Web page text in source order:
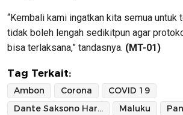
“Kembali kami ingatkan kita semua untuk
tidak boleh lengah sedikitpun agar
bisa terlaksana,” tandasnya. (MT-01)
Tag Terkait:
Ambon Corona
COVID 19
Dante Saksono Harbuwono
Maluku